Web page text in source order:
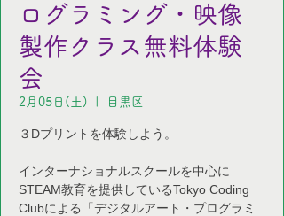
ログラミング・映像
製作クラス無料体験
会
2月05日(土) 目黒区
３Dプリントを体験しよう。
インターナショナルスクールを中心に
STEAM教育を提供しているTokyo Coding
Clubによる「デジタルアート・プログラミ